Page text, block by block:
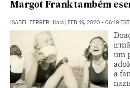
Margot Frank também
ISABEL FERRER | Haia | FEB 19, 2020 - 06:19 EST
um
a